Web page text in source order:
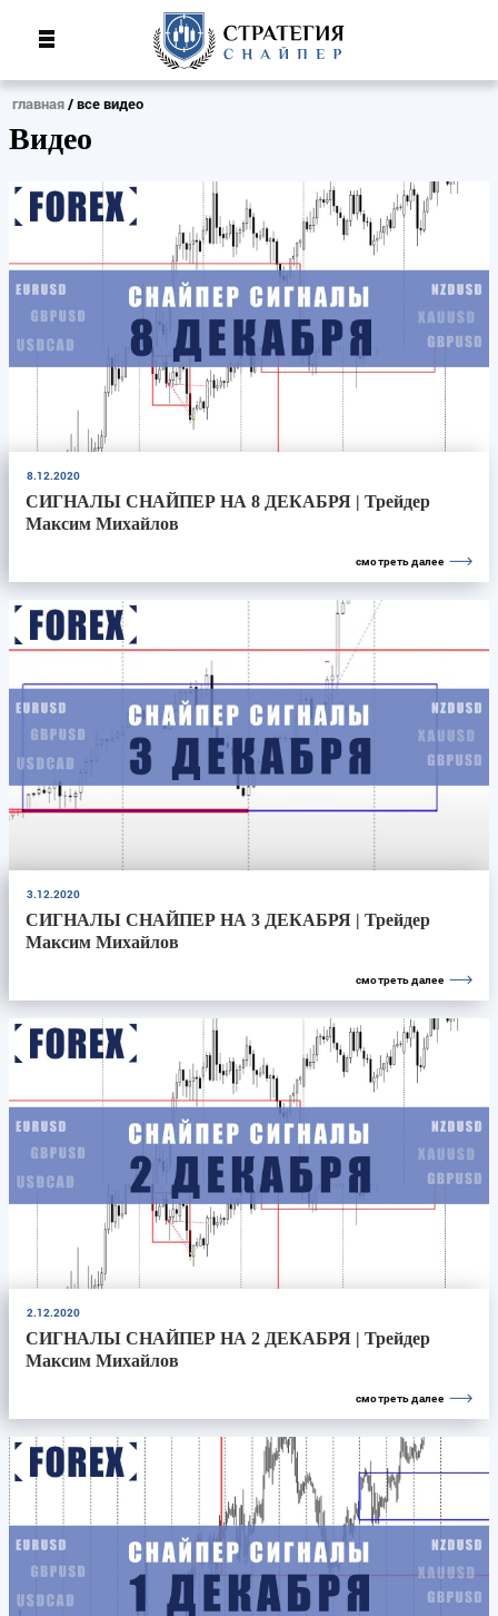
главная все видео
Видео
8.12.2020
СИГНАЛЫ СНАЙПЕР НА 8 ДЕКАБРЯ | Трейдер
Максим Михайлов
смотреть далее
3.12.2020
СИГНАЛЫ СНАЙПЕР НА 3 ДЕКАБРЯ | Трейдер
Максим Михайлов
смотреть далее
2.12.2020
СИГНАЛЫ СНАЙПЕР НА 2 ДЕКАБРЯ | Трейдер
Максим Михайлов
смотреть далее